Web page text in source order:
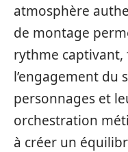
atmosphère
de montage
rythme captivant,
l’engagement du
personnages et
orchestration
à créer un